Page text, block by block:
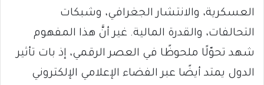
العسكرية، والانتشار الجغرافي، وشبكات
التحالفات، والقدرة المالية. غير أنَّ هذا المفهوم
شهد تحوّلًا ملحوظًا في العصر الرقمي، إذ بات تأثير
الدول يمتد أيضًا عبر الفضاء الإعلامي الإلكتروني